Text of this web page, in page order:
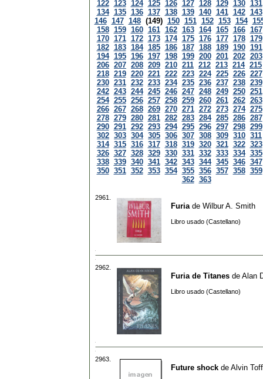
122 123 124 125 126 127 128 129 130 131
134 135 136 137 138 139 140 141 142 143
146 147 148 (149) 150 151 152 153 154
158 159 160 161 162 163 164 165 166 167
170 171 172 173 174 175 176 177 178 179
182 183 184 185 186 187 188 189 190 191
194 195 196 197 198 199 200 201 202 203
206 207 208 209 210 211 212 213 214 215
218 219 220 221 222 223 224 225 226 227
230 231 232 233 234 235 236 237 238 239
242 243 244 245 246 247 248 249 250 251
254 255 256 257 258 259 260 261 262 263
266 267 268 269 270 271 272 273 274 275
278 279 280 281 282 283 284 285 286 287
290 291 292 293 294 295 296 297 298 299
302 303 304 305 306 307 308 309 310 311
314 315 316 317 318 319 320 321 322 323
326 327 328 329 330 331 332 333 334 335
338 339 340 341 342 343 344 345 346 347
350 351 352 353 354 355 356 357 358 359
362 363
2961.
Furia de Wilbur A. Smith
Libro usado (Castellano)
2962.
Furia de Titanes de Alan
Libro usado (Castellano)
2963.
Future shock de Alvin